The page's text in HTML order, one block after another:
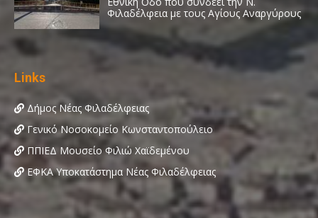
Links
Δήμος Νέας Φιλαδέλφειας
Γενικό Νοσοκομείο Κωνσταντοπούλειο
ΠΠΙΕΔ Μουσείο Φιλιώ Χαϊδεμένου
ΕΦΚΑ Υποκατάστημα Νέας Φιλαδέλφειας